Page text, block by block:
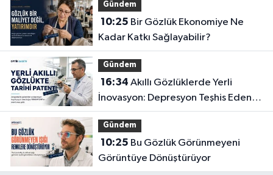
Gündem
10:25
Kadar Katkı Sağlayabilir?
Gündem
16:34
İnovasyon: Depresyon Teşhis Eden
Gözlüğe Türkpatent Onayı
Gündem
10:25
Görüntüye Dönüştürüyor